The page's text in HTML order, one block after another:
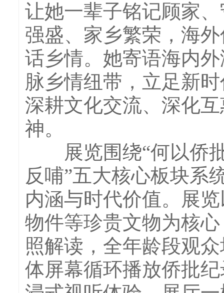
让她一辈子铭记顾家
强盛、家乡繁荣，海
话乡情。她寄语海内
脉乡情纽带，立足新
深耕文化交流、深化
神。
展览围绕“何以侨批
反哺”五大核心板块系
内涵与时代价值。展
物件等珍贵文物为核
照解读，全年龄段观
体屏幕循环播放侨批